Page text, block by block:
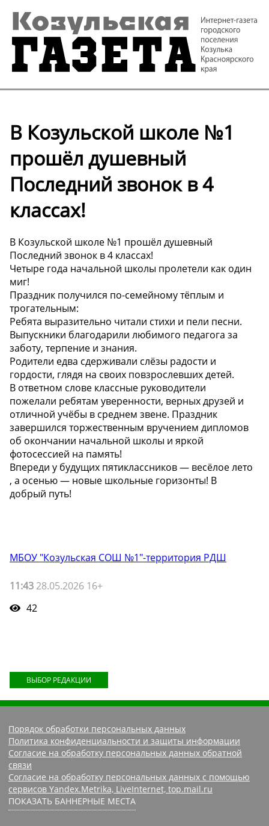
В Козульской школе №1
прошёл душевный
Последний звонок в 4
классах!
В Козульской школе №1 прошёл душевный
Последний звонок в 4 классах!
Четыре года начальной школы пролетели как один
миг!
Праздник получился по-семейному тёплым и
трогательным:
Ребята выразительно читали стихи и пели песни.
Выпускники благодарили любимого педагога за
заботу, терпение и знания.
Родители едва сдерживали слёзы радости и
гордости, глядя на своих повзрослевших детей.
В ответном слове классные руководители
пожелали ребятам уверенности, верных друзей и
отличной учёбы в среднем звене. Праздник
завершился торжественным вручением дипломов
об окончании начальной школы и яркой
фотосессией на память!
️Впереди у будущих пятиклассников — весёлое лето
, а осенью — новые школьные горизонты! В
добрый путь!
МБОУ "Козульская СОШ №1"-территория РДШ
11:43 28.05.2026 16+
42
ВЫБОР РЕДАКЦИИ
Порядок обработки персональных данных
Политика конфиденциальности и защиты информации
Согласие на обработку персональных данных обратной
связи
Согласие на обработку персональных данных с помощью
сервисов Yandex.Metrika, LiveInternet, top.mail.ru
ПОКАЗАТЬ БАННЕРНЫЕ МЕСТА